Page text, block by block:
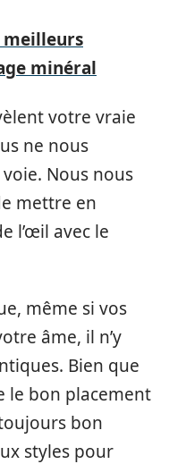
meilleurs
minéral
votre vraie
ne nous
Nous nous
mettre en
l’œil avec le
même si vos
âme, il n’y
Bien que
le bon placement
bon
styles pour